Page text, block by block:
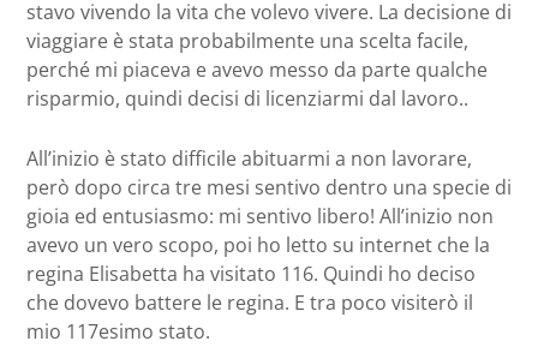
stavo vivendo la vita che volevo vivere. La decisione di
viaggiare è stata probabilmente una scelta facile,
perché mi piaceva e avevo messo da parte qualche
risparmio, quindi decisi di licenziarmi dal lavoro..
All’inizio è stato difficile abituarmi a non lavorare,
però dopo circa tre mesi sentivo dentro una specie di
gioia ed entusiasmo: mi sentivo libero! All’inizio non
avevo un vero scopo, poi ho letto su internet che la
regina Elisabetta ha visitato 116. Quindi ho deciso
che dovevo battere le regina. E tra poco visiterò il
mio 117esimo stato.